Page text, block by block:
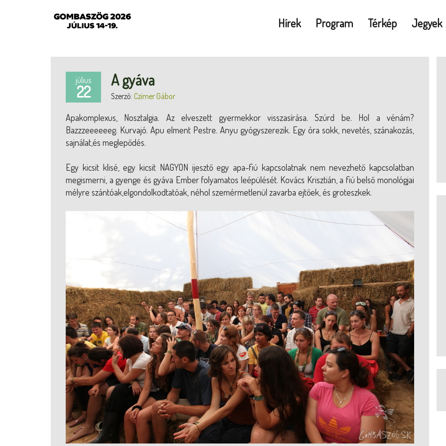
Hírek Program Térkép Jegyek
július
22
A gyáva
Szerző: Czímer Gábor
Apakomplexus, Nosztalgia. Az elveszett gyermekkor visszasírása. Szúrd be. Hol a vénám?
Bazzzeeeeeeg. Kurvajó. Apu elment Pestre. Anyu gyógyszerezik. Egy óra sokk, nevetés, szánakozás,
sajnálat,és meglepődés.
Egy kicsit klisé, egy kicsit NAGYON ijesztő egy apa-fiú kapcsolatnak nem nevezhető kapcsolatban
megismerni, a gyenge és gyáva Ember folyamatos leépülését. Kovács Krisztián, a fiú belső monológjai
mélyre szántóak,elgondolkodtatóak, néhol szemérmetlenül zavarba ejtőek, és groteszkek.